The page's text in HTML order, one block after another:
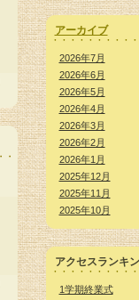
アーカイブ
2026年7月
2026年6月
2026年5月
2026年4月
2026年3月
2026年2月
2026年1月
2025年12月
2025年11月
2025年10月
アクセスランキ
1学期終業式